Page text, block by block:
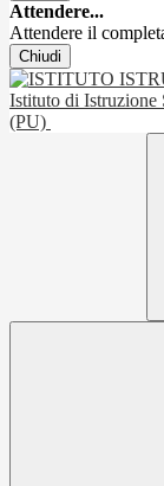
Attendere...
Attendere il
Chiudi
Istituto di Istruzione
(PU)